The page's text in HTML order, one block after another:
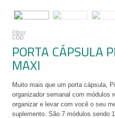
Pilbox
PORTA CÁPSULA
MAXI
Muito mais que um porta cápsula,
organizador semanal com módulos
organizar e levar com você o seu
suplemento. São 7 módulos sendo